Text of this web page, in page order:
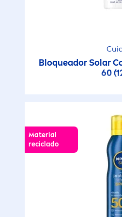
Bloqueador Solar
60
Material
reciclado